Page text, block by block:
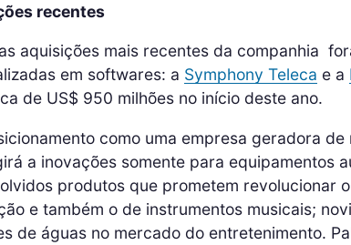
recentes
aquisições mais recentes da companhia
em softwares: a Symphony Teleca e a
de US$ 950 milhões no início deste ano.
como uma empresa geradora
a inovações somente para equipamentos
produtos que prometem revolucionar
e também o de instrumentos musicais;
de águas no mercado do entretenimento.